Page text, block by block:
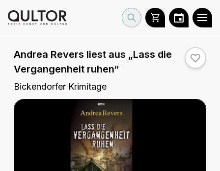
Andrea Revers liest aus „Lass die
Vergangenheit ruhen“
Bickendorfer Krimitage